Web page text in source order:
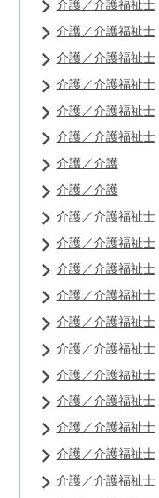
介護／介護福祉士
介護／介護福祉士
介護／介護福祉士
介護／介護福祉士
介護／介護福祉士
介護／介護福祉士
介護／介護
介護／介護
介護／介護福祉士
介護／介護福祉士
介護／介護福祉士
介護／介護福祉士
介護／介護福祉士
介護／介護福祉士
介護／介護福祉士
介護／介護福祉士
介護／介護福祉士
介護／介護福祉士
介護／介護福祉士